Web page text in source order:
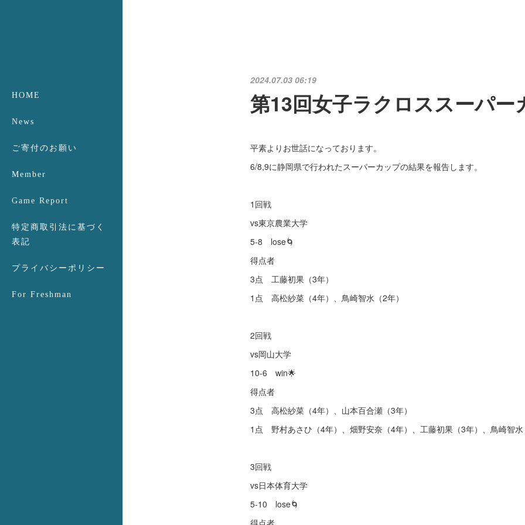
HOME
News
ご寄付のお願い
Member
Game Report
特定商取引法に基づく
表記
プライバシーポリシー
For Freshman
2024.07.03 06:19
第13回女子ラクロススーパー
平素よりお世話になっております。
6/8,9に静岡県で行われたスーパーカップの結果を報告します。
1回戦
vs東京農業大学
5-8 lose🌀
得点者
3点 工藤初果（3年）
1点 高松紗菜（4年）、鳥崎智水（2年）
2回戦
vs岡山大学
10-6 win🌟
得点者
3点 高松紗菜（4年）、山本百合瀬（3年）
1点 野村あさひ（4年）、畑野安奈（4年）、工藤初果（3年）、鳥崎智
3回戦
vs日本体育大学
5-10 lose🌀
得点者